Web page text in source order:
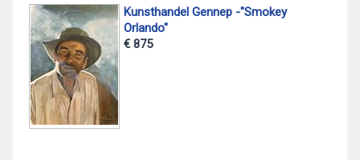
Kunsthandel Gennep -"Smokey
Orlando"
€ 875